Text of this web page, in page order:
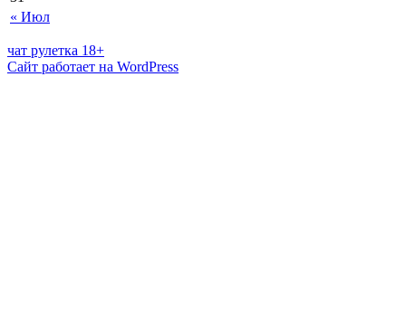
« Июл
чат рулетка 18+
Сайт работает на WordPress